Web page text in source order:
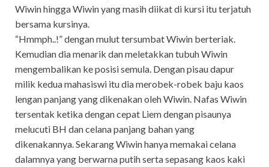
Wiwin hingga Wiwin yang masih diikat di kursi itu terjatuh
bersama kursinya.
“Hmmph..!” dengan mulut tersumbat Wiwin berteriak.
Kemudian dia menarik dan meletakkan tubuh Wiwin
mengembalikan ke posisi semula. Dengan pisau dapur
milik kedua mahasiswi itu dia merobek-robek baju kaos
lengan panjang yang dikenakan oleh Wiwin. Nafas Wiwin
tersentak ketika dengan cepat Liem dengan pisaunya
melucuti BH dan celana panjang bahan yang
dikenakannya. Sekarang Wiwin hanya memakai celana
dalamnya yang berwarna putih serta sepasang kaos kaki